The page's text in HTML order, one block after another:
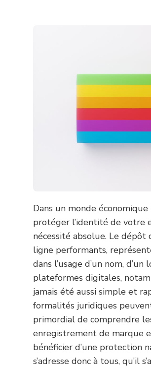
Dans un monde
protéger l’identité de votre
nécessité absolue. Le dépôt
ligne performants,
dans l’usage d’un nom,
plateformes digitales,
jamais été aussi simple et
formalités juridiques
primordial de comprendre
enregistrement de marque
bénéficier d’une protection
s’adresse donc à tous, qu’il